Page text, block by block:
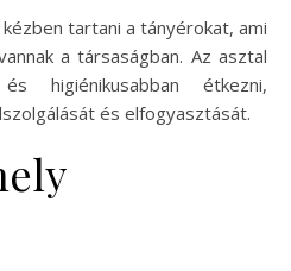
tartani a tányérokat, ami
a társaságban. Az asztal
higiénikusabban étkezni,
és elfogyasztását.